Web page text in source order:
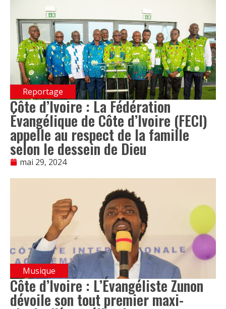
Reportage
Côte d’Ivoire : La Fédération
Évangélique de Côte d’Ivoire (FECI)
appelle au respect de la famille
selon le dessein de Dieu
mai 29, 2024
Musique
Côte d’Ivoire : L’Évangéliste Zunon
dévoile son tout premier maxi-